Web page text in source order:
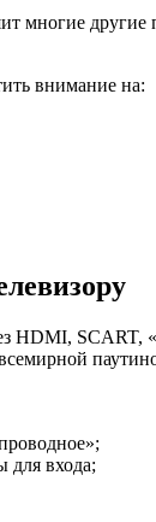
другие
внимание на:
HDMI,
для входа;